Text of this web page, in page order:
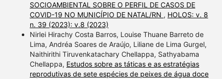
SOCIOAMBIENTAL SOBRE O PERFIL DE CASOS DE
COVID-19 NO MUNICÍPIO DE NATAL/RN , HOLOS: v. 8
n. 39 (2023): v.8 (2023)
Nirlei Hirachy Costa Barros, Louise Thuane Barreto de
Lima, Andréa Soares de Araújo, Liliane de Lima Gurgel,
Naithirithi Tiruvenkatachary Chellappa, Sathyabama
Chellappa, Estudos sobre as táticas e as estratégias
reprodutivas de sete espécies de peixes de água doce